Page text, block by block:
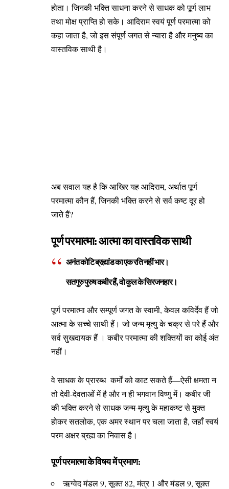
होता। जिनकी भक्ति साधना करने से साधक को पूर्ण लाभ
तथा मोक्ष प्राप्ति हो सके। आदिराम स्वयं पूर्ण परमात्मा को
कहा जाता है, जो इस संपूर्ण जगत से न्यारा है और मनुष्य का
वास्तविक साथी है।
अब सवाल यह है कि आखिर यह आदिराम, अर्थात पूर्ण
परमात्मा कौन हैं, जिनकी भक्ति करने से सर्व कष्ट दूर हो
जाते हैं?
पूर्ण परमात्मा: आत्मा का वास्तविक साथी
अनंत कोटि ब्रह्मांड का एक रति नहीं भार।
सतगुरु पुरुष कबीर हैं, वो कुल के सिरजनहार।
पूर्ण परमात्मा और सम्पूर्ण जगत के स्वामी, केवल कविर्देव हैं जो
आत्मा के सच्चे साथी हैं। जो जन्म मृत्यु के चक्र से परे हैं और
सर्व सुखदायक हैं । कबीर परमात्मा की शक्तियों का कोई अंत
नहीं।
वे साधक के प्रारब्ध कर्मों को काट सकते हैं—ऐसी क्षमता न
तो देवी-देवताओं में है और न ही भगवान विष्णु में। कबीर जी
की भक्ति करने से साधक जन्म-मृत्यु के महाकष्ट से मुक्त
होकर सतलोक, एक अमर स्थान पर चला जाता है, जहाँ स्वयं
परम अक्षर ब्रह्म का निवास है।
पूर्ण परमात्मा के विषय में प्रमाण:
ऋग्वेद मंडल 9, सूक्त 82, मंत्र 1 और मंडल 9, सूक्त